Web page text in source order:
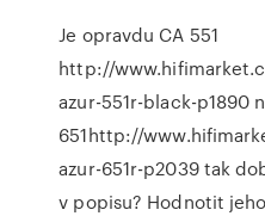
Je opravdu CA 551
http://
azur-551r-black-p1890
651http://
azur-651r-p2039 tak
v popisu? Hodnotit